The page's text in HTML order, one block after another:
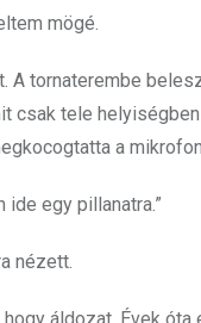
mögé.
A tornaterembe
csak tele
a
ide egy pillanatra.”
nézett.